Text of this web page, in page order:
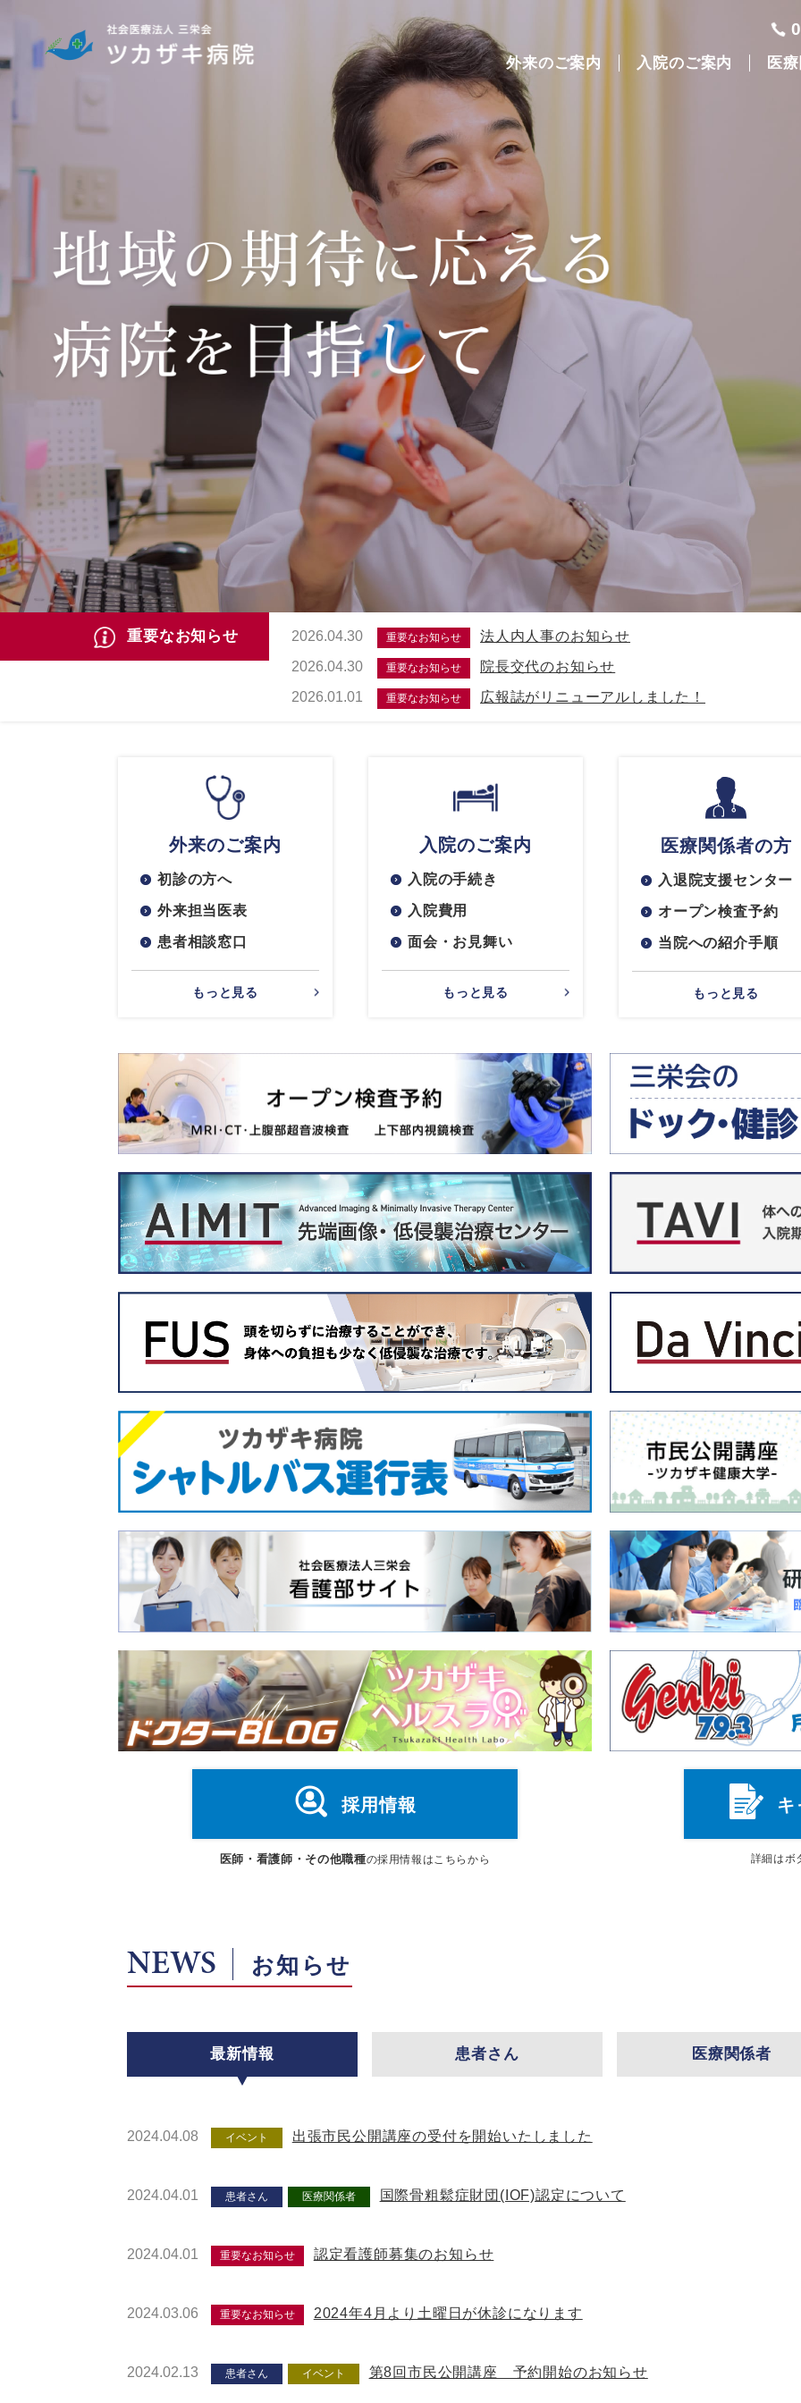
外来のご案内 入院のご案内 医
重要なお知らせ 2026.04.30 重要なお知らせ
法人内人事のお知らせ
2026.04.30
重要なお知らせ
院長交代のお知らせ
2026.01.01
重要なお知らせ 広報誌がリニューアルしました！
外来のご案内
初診の方へ
外来担当医表
患者相談窓口
もっと見る
入院のご案内
入院の手続き
入院費用
面会・お見舞い
もっと見る
医療関係者の方
入退院支援センター
オープン検査予約
当院への紹介手順
もっと見る
採用情報
医師・看護師・その他職種の採用情報はこちらから
キ
詳細はボ
NEWS お知らせ
最新情報 患者さん 医療関係者
2024.04.08 イベント 出張市民公開講座の受付を開始いたしました
2024.04.01 患者さん 医療関係者 国際骨粗鬆症財団(IOF)認定について
2024.04.01 重要なお知らせ 認定看護師募集のお知らせ
2024.03.06 重要なお知らせ 2024年4月より土曜日が休診になります
2024.02.13 患者さん イベント 第8回市民公開講座 予約開始のお知らせ